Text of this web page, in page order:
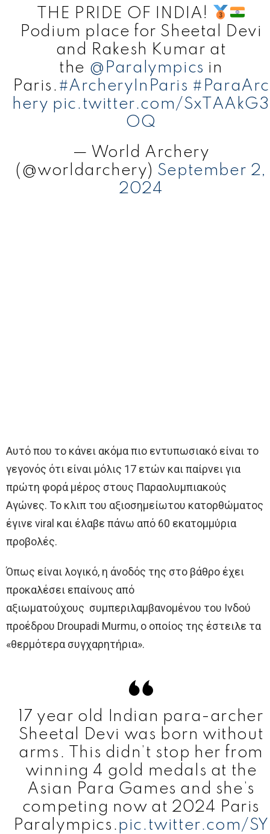
THE PRIDE OF INDIA!
Podium place for Sheetal Devi
and Rakesh Kumar at
the @Paralympics in
Paris. #ArcheryInParis #ParaArc
hery pic.twitter.com/SxTAAkG3
OQ
— World Archery
(@worldarchery) September 2,
2024
Αυτό που το κάνει ακόμα πιο εντυπωσιακό είναι το
γεγονός ότι είναι μόλις 17 ετών και παίρνει για
πρώτη φορά μέρος στους Παραολυμπιακούς
Αγώνες. Το κλιπ του αξιοσημείωτου κατορθώματος
έγινε viral και έλαβε πάνω από 60 εκατομμύρια
προβολές.
Όπως είναι λογικό, η άνοδός της στο βάθρο έχει
προκαλέσει επαίνους από
αξιωματούχους συμπεριλαμβανομένου του Ινδού
προέδρου Droupadi Murmu, ο οποίος της έστειλε τα
«θερμότερα συγχαρητήρια».
17 year old Indian para-archer
Sheetal Devi was born without
arms. This didn’t stop her from
winning 4 gold medals at the
Asian Para Games and she’s
competing now at 2024 Paris
Paralympics.pic.twitter.com/SY